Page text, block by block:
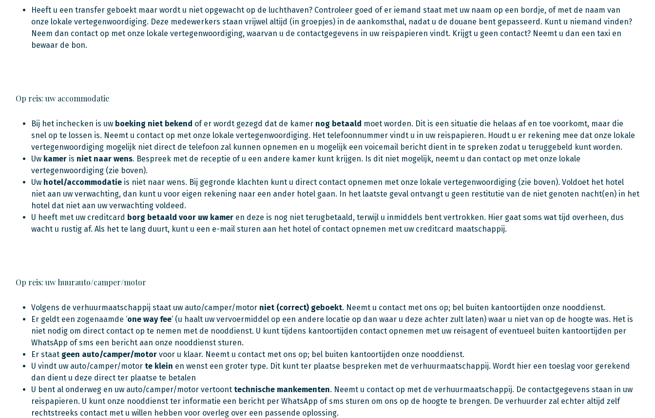
Heeft u een transfer geboekt maar wordt u niet opgewacht op de luchthaven? Controleer goed of er iemand staat met uw naam op een bordje, of met de naam van
onze lokale vertegenwoordiging. Deze medewerkers staan vrijwel altijd (in groepjes) in de aankomsthal, nadat u de douane bent gepasseerd. Kunt u niemand vinden?
Neem dan contact op met onze lokale vertegenwoordiging, waarvan u de contactgegevens in uw reispapieren vindt. Krijgt u geen contact? Neemt u dan een taxi en
bewaar de bon.
Op reis: uw accommodatie
Bij het inchecken is uw boeking niet bekend of er wordt gezegd dat de kamer nog betaald moet worden. Dit is een situatie die helaas af en toe voorkomt, maar die
snel op te lossen is. Neemt u contact op met onze lokale vertegenwoordiging. Het telefoonnummer vindt u in uw reispapieren. Houdt u er rekening mee dat onze lokale
vertegenwoordiging mogelijk niet direct de telefoon zal kunnen opnemen en u mogelijk een voicemail bericht dient in te spreken zodat u teruggebeld kunt worden.
Uw kamer is niet naar wens. Bespreek met de receptie of u een andere kamer kunt krijgen. Is dit niet mogelijk, neemt u dan contact op met onze lokale
vertegenwoordiging (zie boven).
Uw hotel/accommodatie is niet naar wens. Bij gegronde klachten kunt u direct contact opnemen met onze lokale vertegenwoordiging (zie boven). Voldoet het hotel
niet aan uw verwachting, dan kunt u voor eigen rekening naar een ander hotel gaan. In het laatste geval ontvangt u geen restitutie van de niet genoten nacht(en) in het
hotel dat niet aan uw verwachting voldeed.
U heeft met uw creditcard borg betaald voor uw kamer en deze is nog niet terugbetaald, terwijl u inmiddels bent vertrokken. Hier gaat soms wat tijd overheen, dus
wacht u rustig af. Als het te lang duurt, kunt u een e-mail sturen aan het hotel of contact opnemen met uw creditcard maatschappij.
Op reis: uw huurauto/camper/motor
Volgens de verhuurmaatschappij staat uw auto/camper/motor niet (correct) geboekt. Neemt u contact met ons op; bel buiten kantoortijden onze nooddienst.
Er geldt een zogenaamde ‘one way fee‘ (u haalt uw vervoermiddel op een andere locatie op dan waar u deze achter zult laten) waar u niet van op de hoogte was. Het is
niet nodig om direct contact op te nemen met de nooddienst. U kunt tijdens kantoortijden contact opnemen met uw reisagent of eventueel buiten kantoortijden per
WhatsApp of sms een bericht aan onze nooddienst sturen.
Er staat geen auto/camper/motor voor u klaar. Neemt u contact met ons op; bel buiten kantoortijden onze nooddienst.
U vindt uw auto/camper/motor te klein en wenst een groter type. Dit kunt ter plaatse bespreken met de verhuurmaatschappij. Wordt hier een toeslag voor gerekend
dan dient u deze direct ter plaatse te betalen
U bent al onderweg en uw auto/camper/motor vertoont technische mankementen. Neemt u contact op met de verhuurmaatschappij. De contactgegevens staan in uw
reispapieren. U kunt onze nooddienst ter informatie een bericht per WhatsApp of sms sturen om ons op de hoogte te brengen. De verhuurder zal echter altijd zelf
rechtstreeks contact met u willen hebben voor overleg over een passende oplossing.